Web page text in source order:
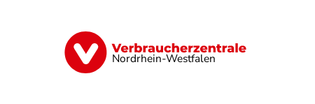
Nordrhein-Westfalen
Finanzen Digitales Lebensmittel